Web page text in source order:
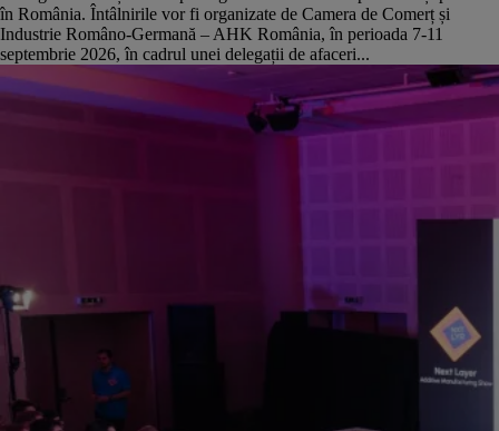
în România. Întâlnirile vor fi organizate de Camera de Comerț și
Industrie Româno-Germană – AHK România, în perioada 7-11
septembrie 2026, în cadrul unei delegații de afaceri...